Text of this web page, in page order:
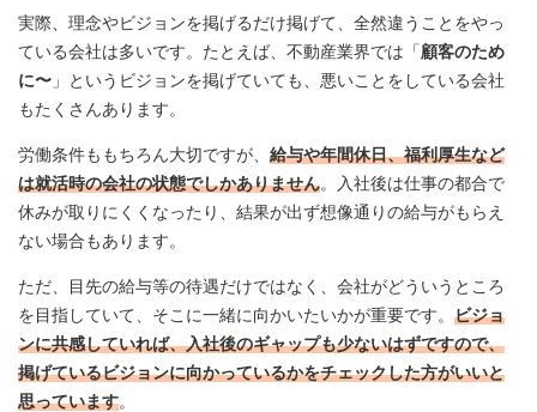
実際、理念やビジョンを掲げるだけ掲げて、全然違うことをやっ
ている会社は多いです。たとえば、不動産業界では「顧客のため
に〜 」というビジョンを掲げていても、悪いことをしている会社
もたくさんあります。
労働条件ももちろん大切ですが、 給与や年間休日、福利厚生など
は就活時の会社の状態でしかありません。入社後は仕事の都合で
休みが取りにくくなったり、結果が出ず想像通りの給与がもらえ
ない場合もあります。
ただ、目先の給与等の待遇だけではなく、会社がどういうところ
を目指していて、そこに一緒に向かいたいかが重要です。 ビジョ
ンに共感していれば、入社後のギャップも少ないはずですので、
掲げているビジョンに向かっているかをチェックした方がいいと
思っています。